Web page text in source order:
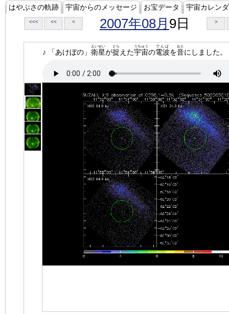
はやぶさの軌跡 宇宙からのメッセージ お宝データ 宇宙カレン
<<< << < 2007年08月 9日 >
♪ 「あけぼの」 衛星
えいせい
が捉
とら
えた宇宙
うちゅう
の電波
でんぱ
を音
おと
にしました。